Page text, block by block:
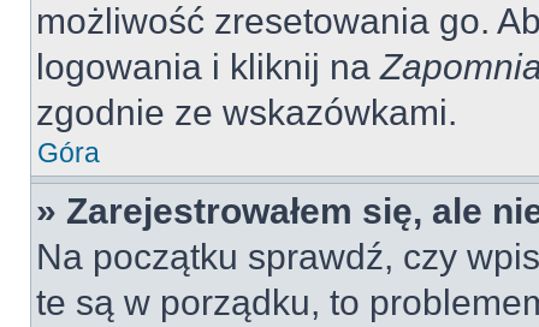
możliwość zresetowania go.
logowania i kliknij na
zgodnie ze wskazówkami.
Góra
» Zarejestrowałem się, ale
Na początku sprawdź, czy
te są w porządku, to